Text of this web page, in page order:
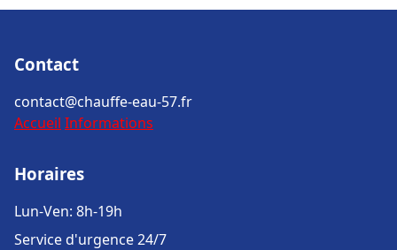
Contact
contact@chauffe-eau-57.fr
Accueil Informations
Horaires
Lun-Ven: 8h-19h
Service d'urgence 24/7